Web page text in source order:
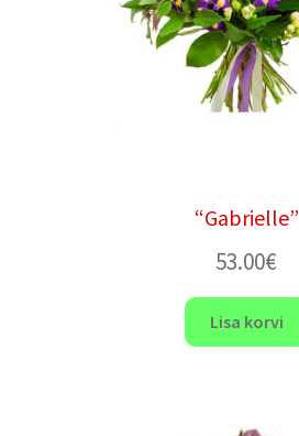
“Gabrielle”
53.00€
Lisa korvi